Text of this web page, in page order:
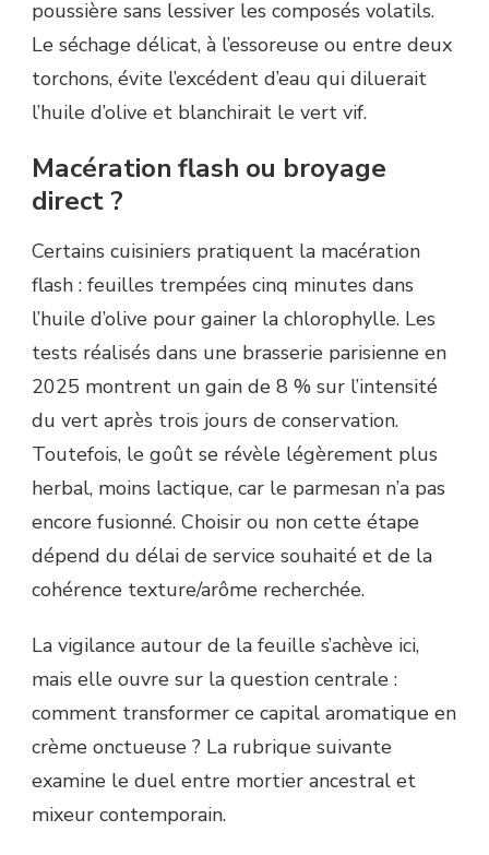
poussière sans lessiver les composés volatils.
Le séchage délicat, à l’essoreuse ou entre deux
torchons, évite l’excédent d’eau qui diluerait
l’huile d’olive et blanchirait le vert vif.
Macération flash ou broyage
direct ?
Certains cuisiniers pratiquent la macération
flash : feuilles trempées cinq minutes dans
l’huile d’olive pour gainer la chlorophylle. Les
tests réalisés dans une brasserie parisienne en
2025 montrent un gain de 8 % sur l’intensité
du vert après trois jours de conservation.
Toutefois, le goût se révèle légèrement plus
herbal, moins lactique, car le parmesan n’a pas
encore fusionné. Choisir ou non cette étape
dépend du délai de service souhaité et de la
cohérence texture/arôme recherchée.
La vigilance autour de la feuille s’achève ici,
mais elle ouvre sur la question centrale :
comment transformer ce capital aromatique en
crème onctueuse ? La rubrique suivante
examine le duel entre mortier ancestral et
mixeur contemporain.